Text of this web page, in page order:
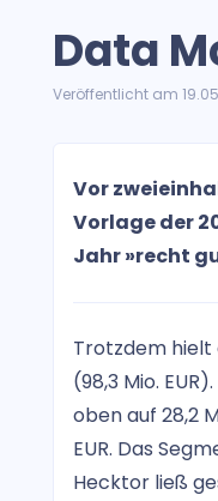
Data
Veröffentlicht am
Vor
Vorlage der
Jahr »recht
Trotzdem hielt
(98,3 Mio.
oben auf 28,2
EUR. Das
Hecktor ließ